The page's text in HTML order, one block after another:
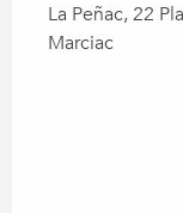
La Peñac, 22
Marciac